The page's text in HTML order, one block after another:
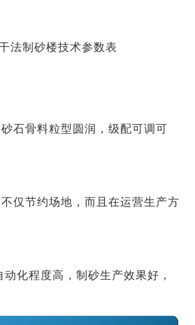
法制砂楼技术参数表
石骨料粒型圆润，级配可调可
仅节约场地，而且在运营生产方
化程度高，制砂生产效果好，